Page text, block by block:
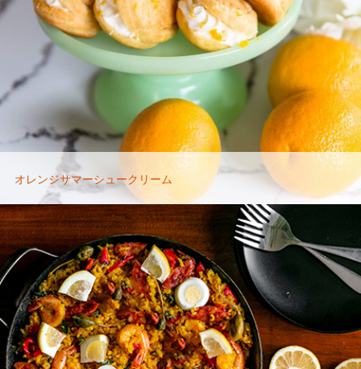
オレンジサマーシュークリーム